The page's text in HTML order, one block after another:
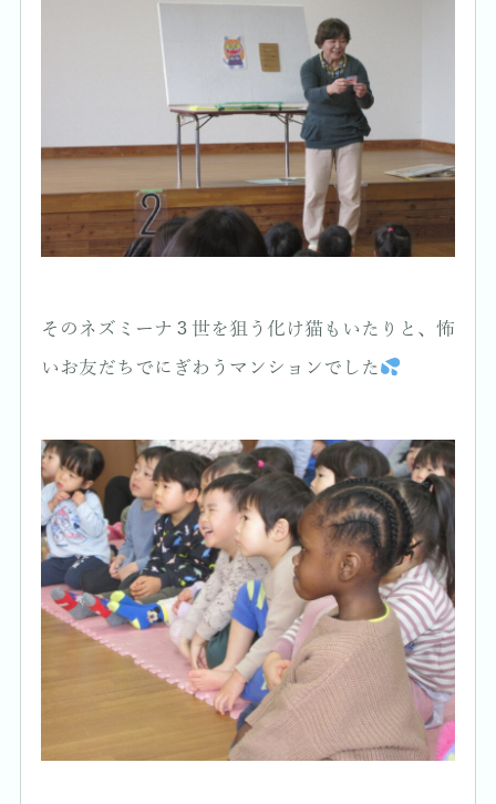
そのネズミーナ３世を狙う化け猫もいたりと、怖
いお友だちでにぎわうマンションでした